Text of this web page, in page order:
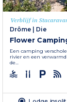
Verblijf in
Drôme | Die
Flower
Een camping
rivier en een verwarmd
de...
Lodge